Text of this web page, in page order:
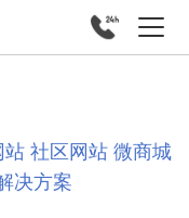
站 社区网站 微商城
决方案